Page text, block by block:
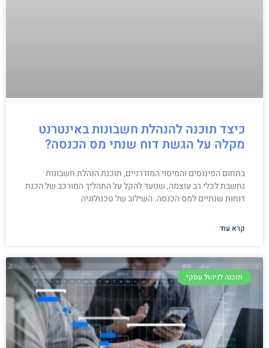
כיצד תוכנה להנהלת חשבונות באינטרנט
מקלה על הגשת דוח שנתי מס הכנסה?
בתחום הפיננסים והמיסוי המודרניים, תוכנת הנהלת חשבונות
נחשבת לכלי רב עוצמה, שנועד להקל על התהליך המורכב של הכנת
דוחות שנתיים למס הכנסה. השילוב של טכנולוגיה
קרא עוד
תוכנה לניהול עסקי